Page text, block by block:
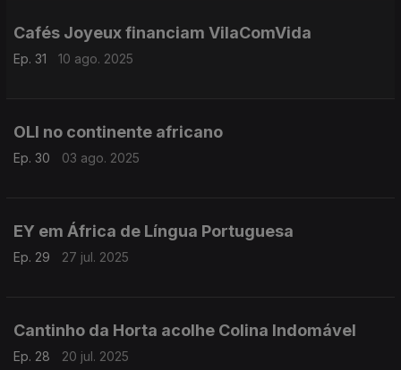
Cafés Joyeux financiam VilaComVida
Ep. 31 10 ago. 2025
OLI no continente africano
Ep. 30 03 ago. 2025
EY em África de Língua Portuguesa
Ep. 29 27 jul. 2025
Cantinho da Horta acolhe Colina Indomável
Ep. 28 20 jul. 2025